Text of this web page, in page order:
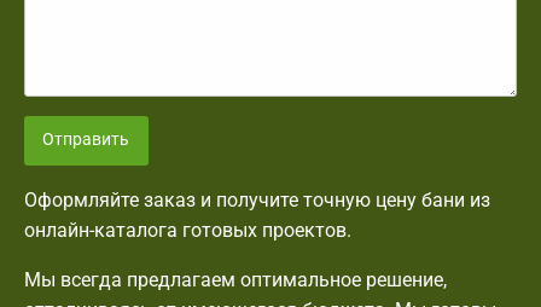
Отправить
Оформляйте заказ и получите точную цену бани из
онлайн-каталога готовых проектов.
Мы всегда предлагаем оптимальное решение,